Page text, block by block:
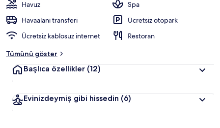
Havuz
Spa
Havaalanı transferi
Ücretsiz otopark
Ücretsiz kablosuz internet
Restoran
Tümünü göster
Başlıca özellikler (12)
Evinizdeymiş gibi hissedin (6)